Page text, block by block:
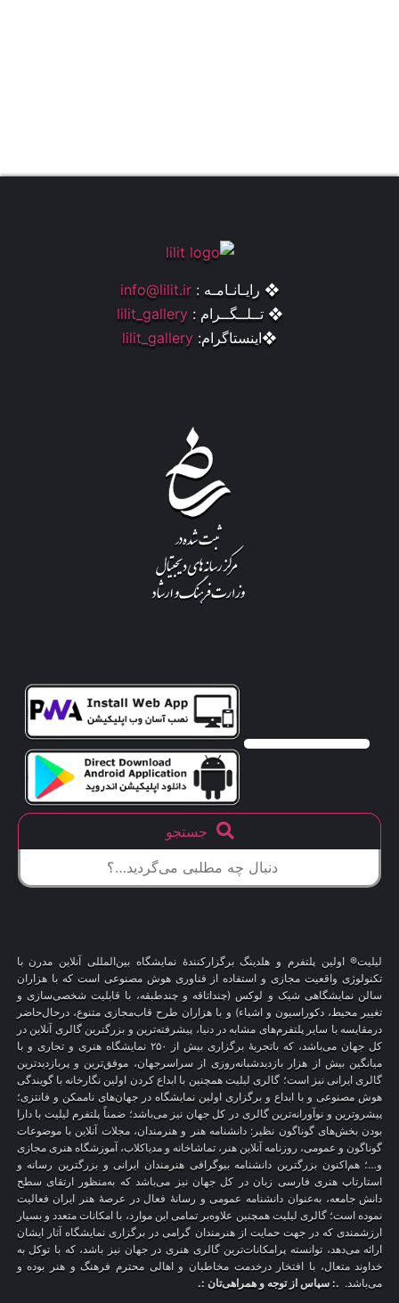
❖ رایـانـامـه : info@lilit.ir
❖ تــلــگــرام : lilit_gallery
❖اینستاگرام: lilit_gallery
جستجو
لیلیت® اولین پلتفرم و هلدینگ برگزارکنندهٔ نمایشگاه بین‌المللی آنلاین مدرن با
تکنولوژی واقعیت مجازی و استفاده از فناوری هوش مصنوعی است که با هزاران
سالن نمایشگاهی شیک و لوکس (چنداتاقه و چندطبقه، با قابلیت شخصی‌سازی و
تغییر محیط، دکوراسیون و اشیاء) و با هزاران طرح قاب‌مجازی متنوع، درحال‌حاضر
درمقایسه با سایر پلتفرم‌های مشابه در دنیا، پیشرفته‌ترین و بزرگترین گالری آنلاین در
کل جهان می‌باشد، که باتجربهٔ برگزاری بیش از ۲۵۰ نمایشگاه هنری و تجاری و با
میانگین بیش از هزار بازدیدشبانه‌روزی از سراسرجهان، موفق‌ترین و پربازدیدترین
گالری ایرانی نیز است؛ گالری لیلیت همچنین با ابداع کردن اولین نگارخانه با گویندگی
هوش مصنوعی و با ابداع و برگزاری اولین نمایشگاه در جهان‌های ناممکن و فانتزی؛
پیشروترین و نوآورانه‌ترین گالری در کل جهان نیز می‌باشد؛ ضمناً پلتفرم لیلیت با دارا
بودن بخش‌های گوناگون نظیر: دانشنامه هنر و هنرمندان، مجلات آنلاین با موضوعات
گوناگون و عمومی، روزنامه آنلاین هنر، تماشاخانه و مدیاکلاب، آموزشگاه هنری مجازی
و…؛ هم‌اکنون بزرگترین دانشنامه بیوگرافی هنرمندان ایرانی و بزرگترین رسانه و
استارتاپ هنری فارسی زبان در کل جهان نیز می‌باشد که به‌منظور ارتقای سطح
دانش جامعه، به‌عنوان دانشنامه عمومی و رسانهٔ فعال در عرصهٔ هنر ایران فعالیت
نموده است؛ گالری لیلیت همچنین علاوه‌بر تمامی این موارد، با امکانات متعدد و بسیار
ارزشمندی که در جهت حمایت از هنرمندان گرامی در برگزاری نمایشگاه آثار ایشان
ارائه می‌دهد، توانسته پرامکانات‌ترین گالری هنری در جهان نیز باشد، که با توکل به
خداوند متعال، با افتخار درخدمت مخاطبان و اهالی محترم فرهنگ و هنر بوده و
می‌باشد. .: سپاس از توجه و همراهی‌تان :.